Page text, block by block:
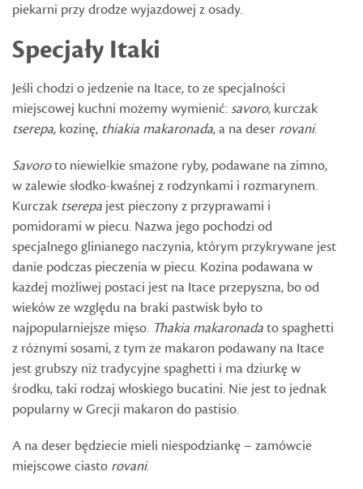
piekarni przy drodze wyjazdowej z osady.
Specjały Itaki
Jeśli chodzi o jedzenie na Itace, to ze specjalności
miejscowej kuchni możemy wymienić:savoro, kurczak
tserepa, kozinę, thiakia makaronada, a na deser rovani.
Savoroto niewielkie smażone ryby, podawane na zimno,
w zalewie słodko-kwaśnej z rodzynkami i rozmarynem.
Kurczak tserepa jest pieczony z przyprawami i
pomidorami w piecu. Nazwa jego pochodzi od
specjalnego glinianego naczynia, którym przykrywane jest
danie podczas pieczenia w piecu. Kozina podawana w
każdej możliwej postaci jest na Itace przepyszna, bo od
wieków ze względu na braki pastwisk było to
najpopularniejsze mięso. Thakia makaronadato spaghetti
z różnymi sosami, z tym że makaron podawany na Itace
jest grubszy niż tradycyjne spaghetti i ma dziurkę w
środku, taki rodzaj włoskiego bucatini. Nie jest to jednak
popularny w Grecji makaron do pastisio.
A na deser będziecie mieli niespodziankę – zamówcie
miejscowe ciasto rovani.